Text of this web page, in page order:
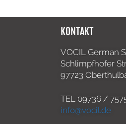
KONTAKT
VOCIL German
Schlimpfhofer
97723
TEL 09736 /
info@vocil.de